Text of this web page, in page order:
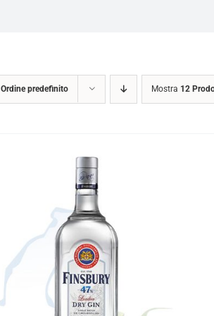
Ordine predefinito Mostra 12